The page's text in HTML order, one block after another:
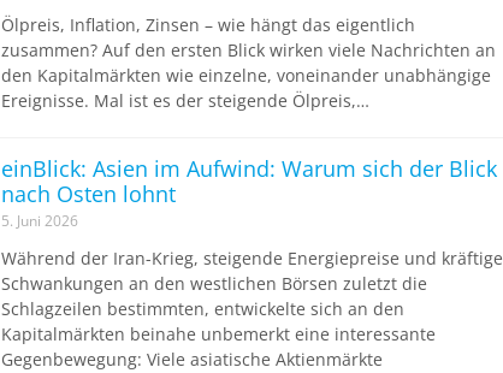
Ölpreis, Inflation, Zinsen – wie hängt das eigentlich
zusammen? Auf den ersten Blick wirken viele Nachrichten an
den Kapitalmärkten wie einzelne, voneinander unabhängige
Ereignisse. Mal ist es der steigende Ölpreis,…
einBlick: Asien im Aufwind: Warum sich der Blick
nach Osten lohnt
5. Juni 2026
Während der Iran-Krieg, steigende Energiepreise und kräftige
Schwankungen an den westlichen Börsen zuletzt die
Schlagzeilen bestimmten, entwickelte sich an den
Kapitalmärkten beinahe unbemerkt eine interessante
Gegenbewegung: Viele asiatische Aktienmärkte